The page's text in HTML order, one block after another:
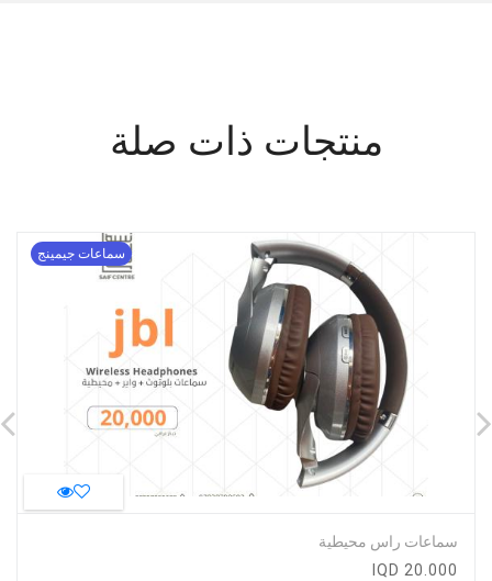
منتجات ذات صلة
سماعات راس محيطية
20.000 IQD